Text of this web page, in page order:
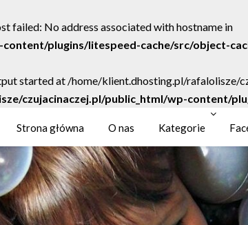
failed: No address associated with hostname in
plugins/litespeed-cache/src/object-
started at /home/klient.dhosting.pl/
czujacinaczej.pl/public_html/wp-content/
Strona główna O nas Kategorie